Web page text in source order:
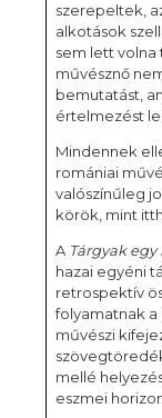
szerepeltek,
alkotások
sem lett volna
művésznő
bemutatást,
értelmezést
Mindennek
romániai
valószínűleg
körök, mint
A Tárgyak
hazai egyéni
retrospektív
folyamatnak a
művészi
mellé
eszmei